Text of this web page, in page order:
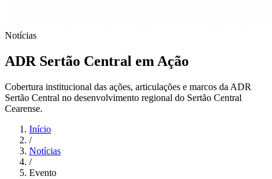
Notícias
ADR Sertão Central em Ação
Cobertura institucional das ações, articulações e marcos da ADR
Sertão Central no desenvolvimento regional do Sertão Central
Cearense.
Início
/
Notícias
/
Evento